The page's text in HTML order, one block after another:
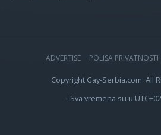
ADVERTISE POLISA PRIVATNOSTI
Copyright Gay-Serbia.com. All
- Sva vremena su u